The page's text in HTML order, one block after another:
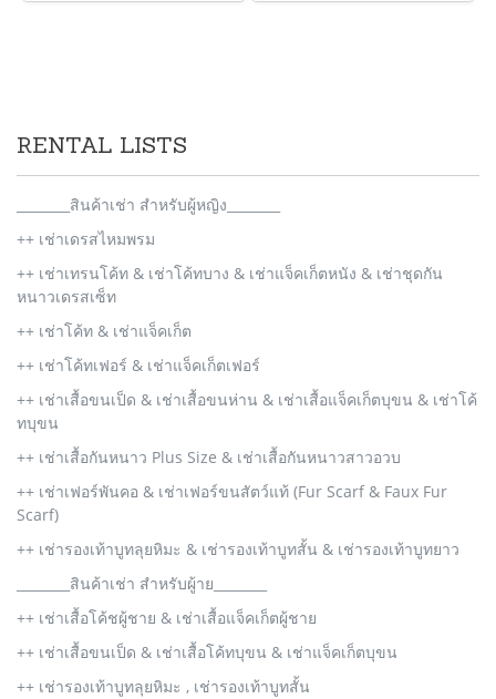
RENTAL LISTS
________สินค้าเช่า สำหรับผู้หญิง________
++ เช่าเดรสไหมพรม
++ เช่าเทรนโค้ท & เช่าโค้ทบาง & เช่าแจ็คเก็ตหนัง & เช่าชุดกัน
หนาวเดรสเซ็ท
++ เช่าโค้ท & เช่าแจ็คเก็ต
++ เช่าโค้ทเฟอร์ & เช่าแจ็คเก็ตเฟอร์
++ เช่าเสื้อขนเป็ด & เช่าเสื้อขนห่าน & เช่าเสื้อแจ็คเก็ตบุขน & เช่าโค้
ทบุขน
++ เช่าเสื้อกันหนาว Plus Size & เช่าเสื้อกันหนาวสาวอวบ
++ เช่าเฟอร์พันคอ & เช่าเฟอร์ขนสัตว์แท้ (Fur Scarf & Faux Fur
Scarf)
++ เช่ารองเท้าบูทลุยหิมะ & เช่ารองเท้าบูทสั้น & เช่ารองเท้าบูทยาว
________สินค้าเช่า สำหรับผู้าย________
++ เช่าเสื้อโค้ชผู้ชาย & เช่าเสื้อแจ็คเก็ตผู้ชาย
++ เช่าเสื้อขนเป็ด & เช่าเสื้อโค้ทบุขน & เช่าแจ็คเก็ตบุขน
++ เช่ารองเท้าบูทลุยหิมะ , เช่ารองเท้าบูทสั้น